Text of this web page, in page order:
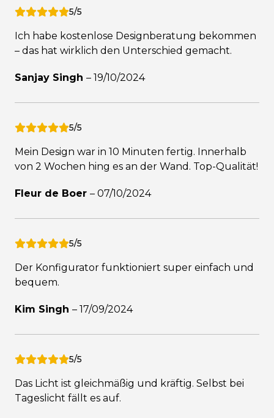
5/5
Ich habe kostenlose Designberatung bekommen
– das hat wirklich den Unterschied gemacht.
Sanjay Singh – 19/10/2024
5/5
Mein Design war in 10 Minuten fertig. Innerhalb
von 2 Wochen hing es an der Wand. Top-Qualität!
Fleur de Boer – 07/10/2024
5/5
Der Konfigurator funktioniert super einfach und
bequem.
Kim Singh – 17/09/2024
5/5
Das Licht ist gleichmäßig und kräftig. Selbst bei
Tageslicht fällt es auf.